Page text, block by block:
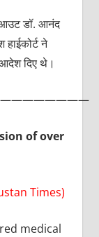
डॉ. आनंद
ने
दिए थे।
of over
Times)
medical